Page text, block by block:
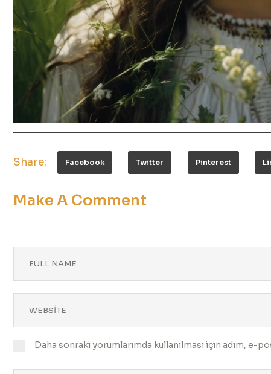
Share: Facebook Twitter Pinterest
Make A Comment
Daha sonraki yorumlarımda kullanılması için adım, e-